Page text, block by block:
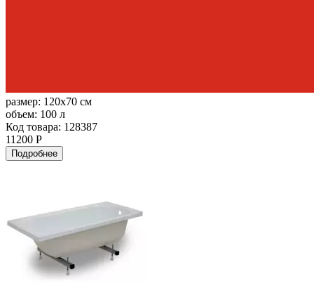
размер: 120x70 см
объем: 100 л
Код товара: 128387
11200 Р
Подробнее